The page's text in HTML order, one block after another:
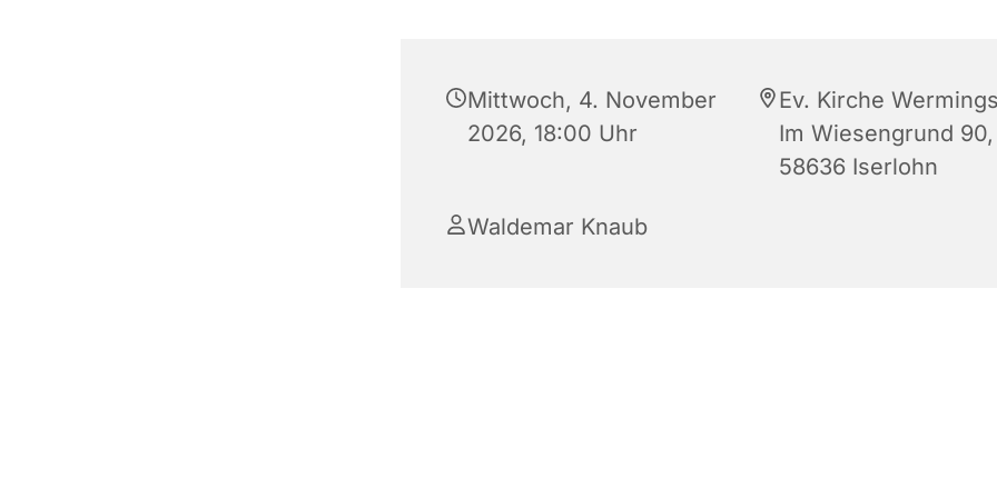
Mittwoch, 4. November
2026, 18:00 Uhr
Ev. Kirche
Im Wiesengrund 90,
58636 Iserlohn
Waldemar Knaub